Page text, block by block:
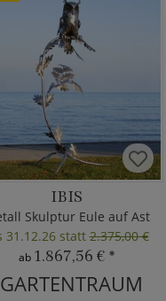
IBIS
Skulptur Eule auf Ast
31.12.26 statt2.375,00 €
ab 1.867,56 € *